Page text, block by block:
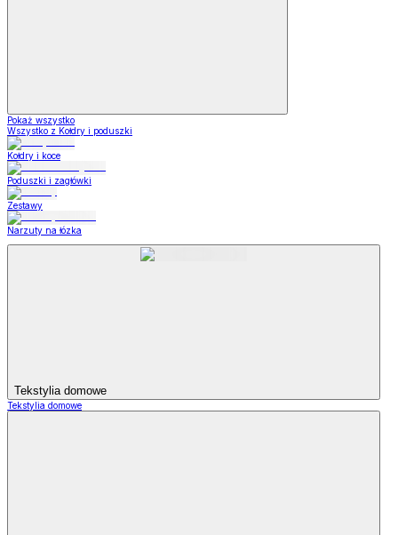
Pokaż wszystko
Wszystko z Kołdry i poduszki
Kołdry i koce
Poduszki i zagłówki
Zestawy
Narzuty na łózka
Tekstylia domowe
Tekstylia domowe